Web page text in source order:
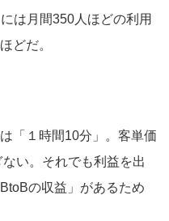
は月間350人ほどの利用
どだ。
「１時間10分」。客単価
い。それでも利益を出
の収益」があるため